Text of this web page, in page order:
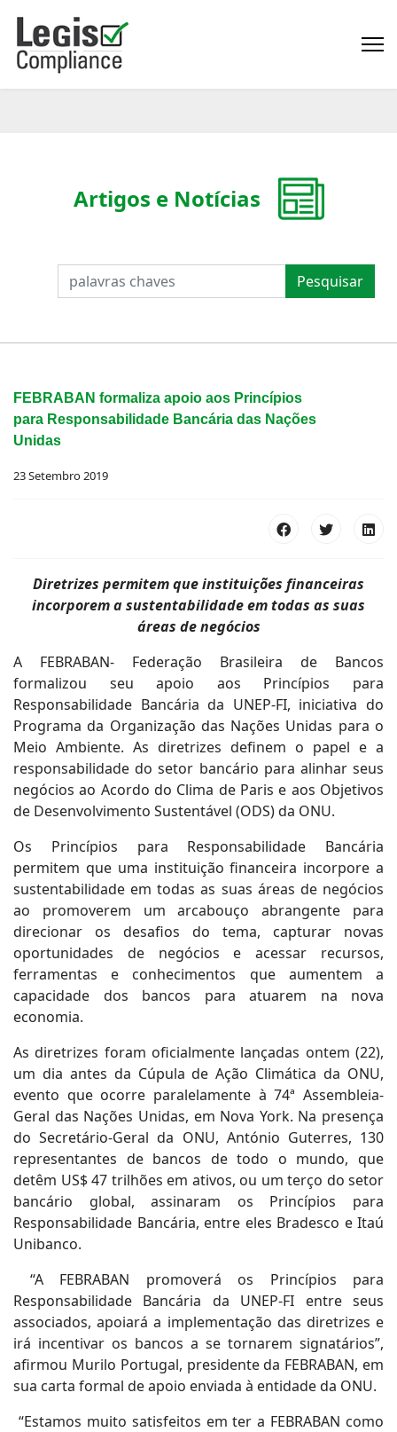
PESQUISAR Pesquisar
Artigos e Notícias
FEBRABAN formaliza apoio aos Princípios
para Responsabilidade Bancária das Nações
Unidas
23 Setembro 2019
Diretrizes permitem que instituições financeiras
incorporem a sustentabilidade em todas as suas
áreas de negócios
A FEBRABAN- Federação Brasileira de Bancos
formalizou seu apoio aos Princípios para
Responsabilidade Bancária da UNEP-FI, iniciativa do
Programa da Organização das Nações Unidas para o
Meio Ambiente. As diretrizes definem o papel e a
responsabilidade do setor bancário para alinhar seus
negócios ao Acordo do Clima de Paris e aos Objetivos
de Desenvolvimento Sustentável (ODS) da ONU.
Os Princípios para Responsabilidade Bancária
permitem que uma instituição financeira incorpore a
sustentabilidade em todas as suas áreas de negócios
ao promoverem um arcabouço abrangente para
direcionar os desafios do tema, capturar novas
oportunidades de negócios e acessar recursos,
ferramentas e conhecimentos que aumentem a
capacidade dos bancos para atuarem na nova
economia.
As diretrizes foram oficialmente lançadas ontem (22),
um dia antes da Cúpula de Ação Climática da ONU,
evento que ocorre paralelamente à 74ª Assembleia-
Geral das Nações Unidas, em Nova York. Na presença
do Secretário-Geral da ONU, António Guterres, 130
representantes de bancos de todo o mundo, que
detêm US$ 47 trilhões em ativos, ou um terço do setor
bancário global, assinaram os Princípios para
Responsabilidade Bancária, entre eles Bradesco e Itaú
Unibanco.
“A FEBRABAN promoverá os Princípios para
Responsabilidade Bancária da UNEP-FI entre seus
associados, apoiará a implementação das diretrizes e
irá incentivar os bancos a se tornarem signatários”,
afirmou Murilo Portugal, presidente da FEBRABAN, em
sua carta formal de apoio enviada à entidade da ONU.
“Estamos muito satisfeitos em ter a FEBRABAN como